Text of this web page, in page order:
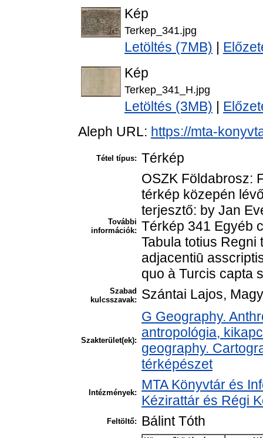
Kép
Terkep_341.jpg
Letöltés (7MB)
Kép
Terkep_341_H.jpg
Letöltés (3MB)
Aleph URL: https://mta-
Tétel típus: Térkép
További
információk:
OSZK Földabrosz:
térkép közepén
terjesztő: by Jan
Térkép 341 Egyéb
Tabula totius
adjacentiū
quo à Turcis capta
Szabad
kulcsszavak:
Szántai Lajos,
Szakterület(ek):
G Geography.
antropológia,
geography.
térképészet
Intézmények:
MTA Könyvtár és
Kézirattár és Régi
Feltöltő: Bálint Tóth